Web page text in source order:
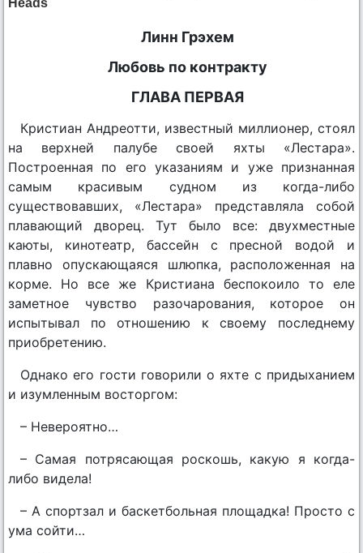
Линн Грэхем
Любовь по контракту
ГЛАВА ПЕРВАЯ
Кристиан Андреотти, известный миллионер, стоял
на верхней палубе своей яхты «Лестара».
Построенная по его указаниям и уже признанная
самым красивым судном из когда-либо
существовавших, «Лестара» представляла собой
плавающий дворец. Тут было все: двухместные
каюты, кинотеатр, бассейн с пресной водой и
плавно опускающаяся шлюпка, расположенная на
корме. Но все же Кристиана беспокоило то еле
заметное чувство разочарования, которое он
испытывал по отношению к своему последнему
приобретению.
Однако его гости говорили о яхте с придыханием
и изумленным восторгом:
– Невероятно…
– Самая потрясающая роскошь, какую я когда-
либо видела!
– А спортзал и баскетбольная площадка! Просто с
ума сойти…